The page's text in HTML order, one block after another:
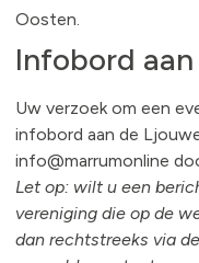
Oosten.
Infobord
Uw verzoek om een
infobord aan de
info@marrumonline
Let op: wilt u een
vereniging die op de
dan rechtstreeks via